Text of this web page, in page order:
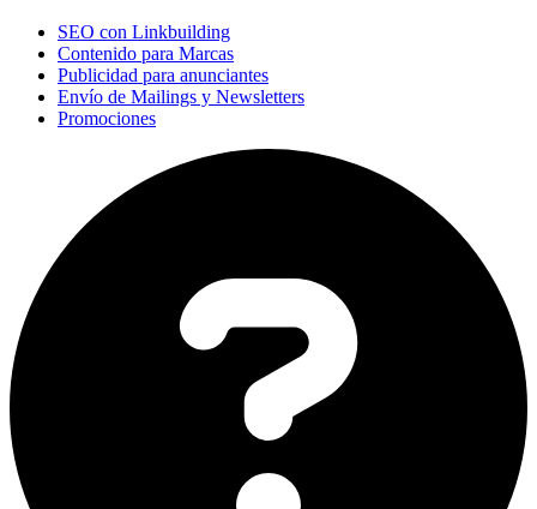
SEO con Linkbuilding
Contenido para Marcas
Publicidad para anunciantes
Envío de Mailings y Newsletters
Promociones